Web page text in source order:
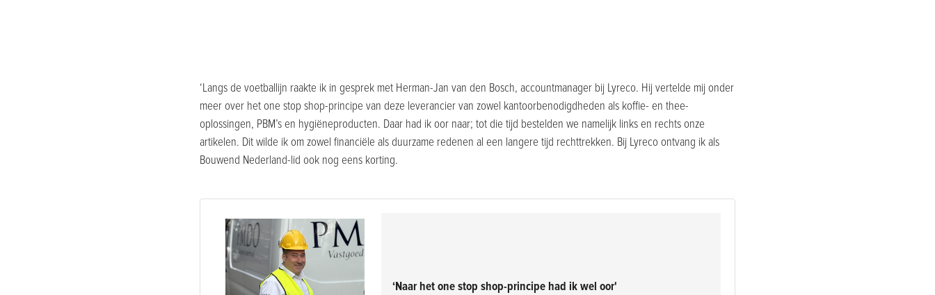
‘Langs de voetballijn raakte ik in gesprek met Herman-Jan van den Bosch, accountmanager bij Lyreco. Hij vertelde mij onder
meer over het one stop shop-principe van deze leverancier van zowel kantoorbenodigdheden als koffie- en thee-
oplossingen, PBM’s en hygiëneproducten. Daar had ik oor naar; tot die tijd bestelden we namelijk links en rechts onze
artikelen. Dit wilde ik om zowel financiële als duurzame redenen al een langere tijd rechttrekken. Bij Lyreco ontvang ik als
Bouwend Nederland-lid ook nog eens korting.
‘Naar het one stop shop-principe had ik wel oor'